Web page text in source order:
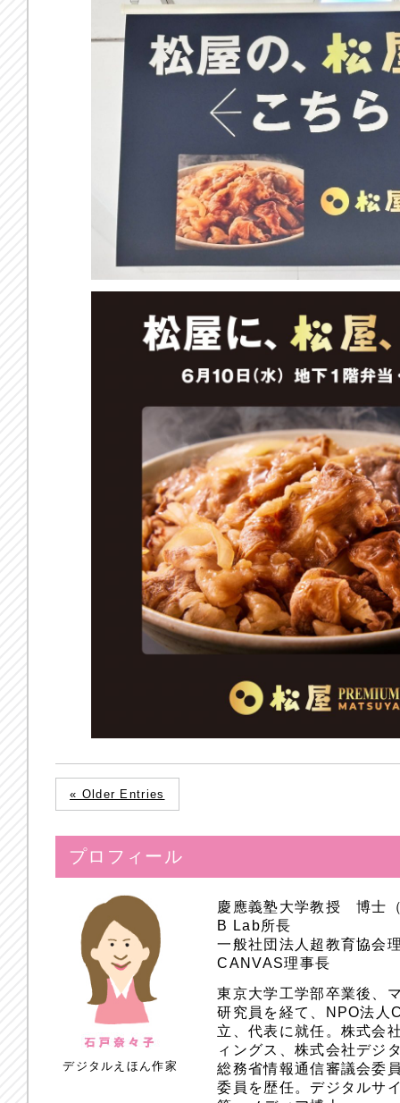
« Older Entries
プロフィール
デジタルえほん作家
慶應義塾大学教授 博士
B Lab所長
一般社団法人超教育協会
CANVAS理事長
東京大学工学部卒業後、
研究員を経て、NPO法人
立、代表に就任。株式会
ィングス、株式会社デジ
総務省情報通信審議会委
委員を歴任。デジタルサ